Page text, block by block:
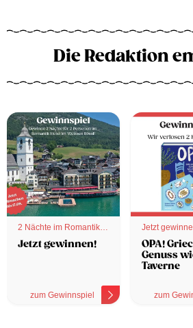
Die Redaktion
2 Nächte im Romantik
Hotel
Jetzt gewinnen!
zum Gewinnspiel
Jetzt
OPA!
Genuss
Taverne
zum